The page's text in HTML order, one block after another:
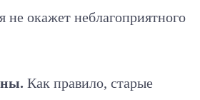
не окажет неблагоприятного
Как правило, старые